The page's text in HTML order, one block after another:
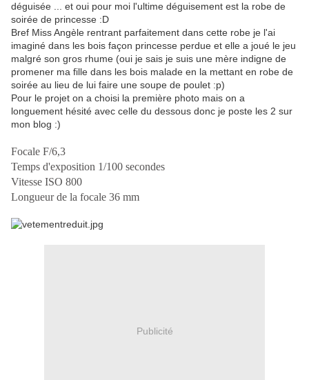
déguisée ... et oui pour moi l'ultime déguisement est la robe de
soirée de princesse :D
Bref Miss Angèle rentrant parfaitement dans cette robe je l'ai
imaginé dans les bois façon princesse perdue et elle a joué le jeu
malgré son gros rhume (oui je sais je suis une mère indigne de
promener ma fille dans les bois malade en la mettant en robe de
soirée au lieu de lui faire une soupe de poulet :p)
Pour le projet on a choisi la première photo mais on a
longuement hésité avec celle du dessous donc je poste les 2 sur
mon blog :)
Focale F/6,3
Temps d'exposition 1/100 secondes
Vitesse ISO 800
Longueur de la focale 36 mm
Publicité